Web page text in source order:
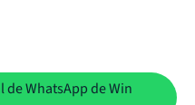
WhatsApp de Win